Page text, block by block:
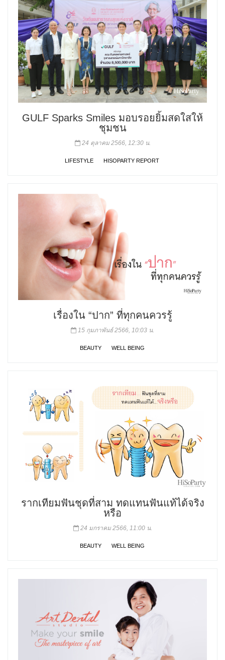
GULF Sparks Smiles มอบรอยยิ้มสดใสให้
ชุมชน
24 ตุลาคม 2566, 12:30 น.
LIFESTYLE HISOPARTY REPORT
เรื่องใน “ปาก” ที่ทุกคนควรรู้
15 กุมภาพันธ์ 2566, 10:03 น.
BEAUTY WELL BEING
รากเทียมฟันชุดที่สาม ทดแทนฟันแท้ได้จริง
หรือ
24 มกราคม 2566, 11:00 น.
BEAUTY WELL BEING